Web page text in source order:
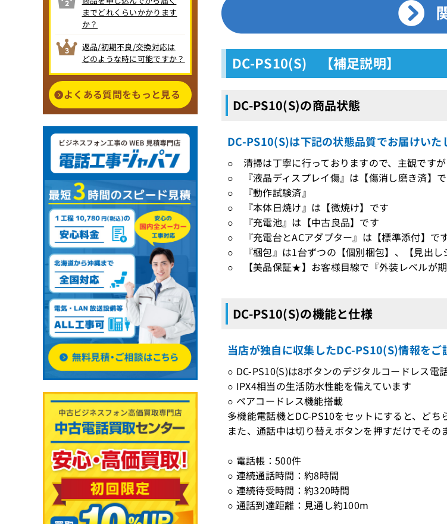
DC-PS10(S) 【補足説明】
DC-PS10(S)の商品状態
DC-PS10(S)は下記の状態品質でお届けいた
○ 清掃は丁寧に行っておりますので、主観です
○ 『液晶ディスプレイ傷』は【傷消し磨き済】
○ 『動作試験済』
○ 『本体日焼け』は【微焼け】です
○ 『充電池』は【中古良品】です
○ 『充電台とACアダプター』は【標準添付】で
○ 『梱包』は1台ずつの【個別梱包】、【見出し
○ 【美品保証★】お客様目線で『外装レベルが期
DC-PS10(S)の機能と仕様
当店が独自に収集したDC-PS10(S)情報をご
○ DC-PS10(S)は8ボタンのデジタルコードレス電
○ IPX4相当の生活防水性能を備えています
○ ペアコードレス機能搭載
多機能電話機とDC-PS10をセットにすると、ど
また、通話中は切り替えボタンを押すだけでそ
○ 電話帳：500件
○ 連続通話時間：約8時間
○ 連続待受時間：約320時間
○ 通話到達距離：見通し約100m
までどれくらいかかります
か？
返品/初期不良/交換対応は
どのような時に可能ですか？
よくある質問をもっと見る